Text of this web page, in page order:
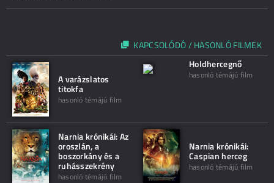
KAPCSOLÓDÓ / HASONLÓ FILMEK
A varázslatos
titokfa
hasonló témájú film
Holdhercegnő
hasonló témájú film
Narnia krónikái: Az
oroszlán, a
boszorkány és a
ruhásszekrény
hasonló témájú film
Narnia krónikái:
Caspian herceg
hasonló témájú film